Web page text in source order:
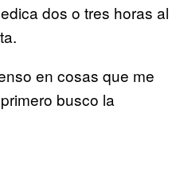
dos o tres horas al
en cosas que me
busco la